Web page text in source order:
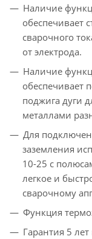
Наличие
обеспечивает
сварочного
от электрода.
Наличие
обеспечивает
поджига дуги
металлами
Для
заземления
10-25 с
легкое и
сварочному
Функция
Гарантия 5